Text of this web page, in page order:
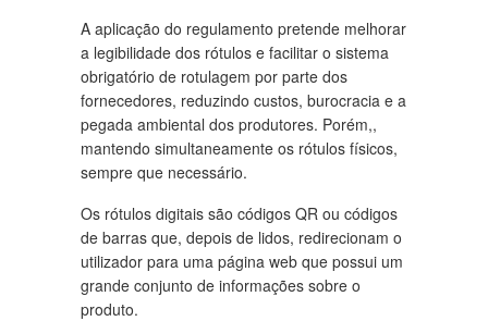
A aplicação do regulamento pretende melhorar
a legibilidade dos rótulos e facilitar o sistema
obrigatório de rotulagem por parte dos
fornecedores, reduzindo custos, burocracia e a
pegada ambiental dos produtores. Porém,,
mantendo simultaneamente os rótulos físicos,
sempre que necessário.
Os rótulos digitais são códigos QR ou códigos
de barras que, depois de lidos, redirecionam o
utilizador para uma página web que possui um
grande conjunto de informações sobre o
produto.